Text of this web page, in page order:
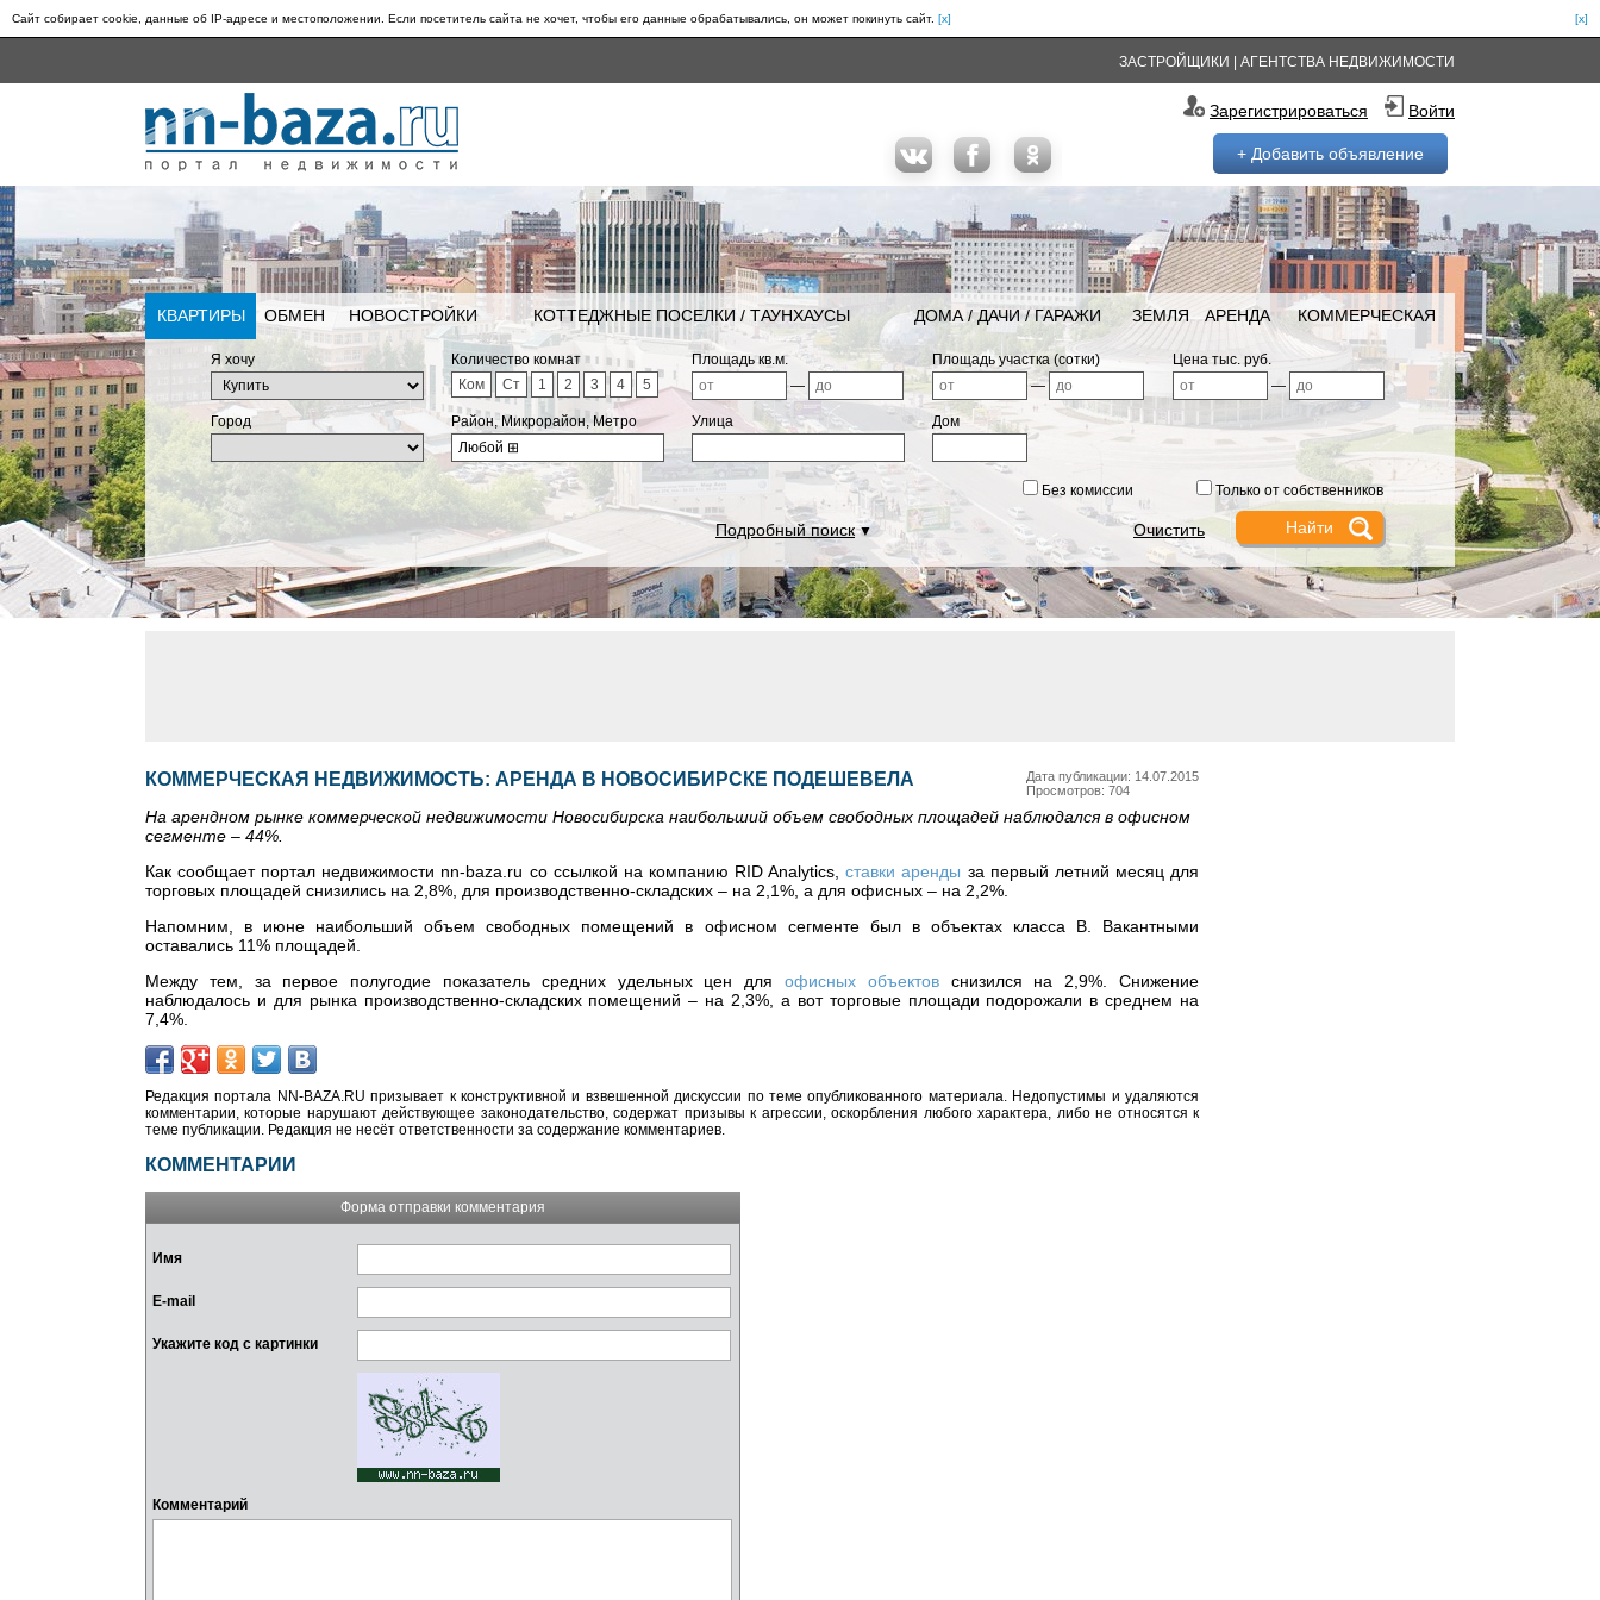
Сайт собирает cookie, данные об IP-адресе и местоположении. Если посетитель сайта не хочет, чтобы его данные обрабатывались, он может покинуть сайт. [x]
[x]
ЗАСТРОЙЩИКИ АГЕНТСТВА НЕДВИЖИМОСТИ
Зарегистрироваться Войти
+ Добавить объявление
КВАРТИРЫ ОБМЕН НОВОСТРОЙКИ КОТТЕДЖНЫЕ ПОСЕЛКИ / ТАУНХАУСЫ ДОМА / ДАЧИ / ГАРАЖИ ЗЕМЛЯ АРЕНДА КОММЕРЧЕСКАЯ
Я хочу
Количество комнат
Ком
Ст 1 2 3 4 5
Площадь кв.м.
—
Площадь участка (сотки)
—
Цена тыс. руб.
—
Город
Район, Микрорайон, Метро
Любой ⊞
Улица Дом
Без комиссии Только от собственников
Подробный поиск▼ Очистить
Дата публикации: 14.07.2015
Просмотров: 704
КОММЕРЧЕСКАЯ НЕДВИЖИМОСТЬ: АРЕНДА В НОВОСИБИРСКЕ ПОДЕШЕВЕЛА
На арендном рынке коммерческой недвижимости Новосибирска наибольший объем свободных площадей наблюдался в офисном
сегменте – 44%.
Как сообщает портал недвижимости nn-baza.ru со ссылкой на компанию RID Analytics,ставки аренды за первый летний месяц для
торговых площадей снизились на 2,8%, для производственно-складских – на 2,1%, а для офисных – на 2,2%.
Напомним, в июне наибольший объем свободных помещений в офисном сегменте был в объектах класса B. Вакантными
оставались 11% площадей.
Между тем, за первое полугодие показатель средних удельных цен для офисных объектовснизился на 2,9%. Снижение
наблюдалось и для рынка производственно-складских помещений – на 2,3%, а вот торговые площади подорожали в среднем на
7,4%.
Редакция портала NN-BAZA.RU призывает к конструктивной и взвешенной дискуссии по теме опубликованного материала. Недопустимы и удаляются
комментарии, которые нарушают действующее законодательство, содержат призывы к агрессии, оскорбления любого характера, либо не относятся к
теме публикации. Редакция не несёт ответственности за содержание комментариев.
КОММЕНТАРИИ
Форма отправки комментария
Имя
E-mail
Укажите код с картинки
Комментарий